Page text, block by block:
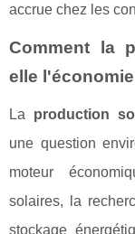
accrue chez les
Comment la
elle
La production
une question
moteur
solaires, la
stockage